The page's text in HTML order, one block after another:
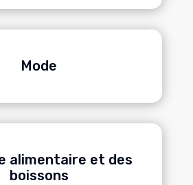
Mode
alimentaire et des
boissons